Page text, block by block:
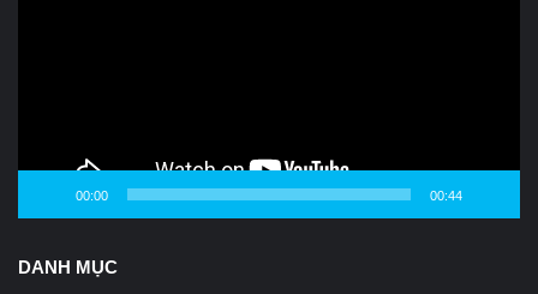
00:00 00:44
DANH MỤC